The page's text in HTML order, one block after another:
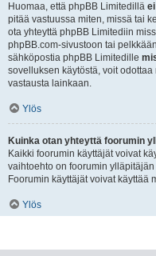
Huomaa, että phpBB Limitedillä
pitää vastuussa miten, missä tai
ota yhteyttä phpBB Limitediin
phpBB.com-sivustoon tai
sähköpostia phpBB Limitedille
sovelluksen käytöstä, voit
vastausta lainkaan.
Ylös
Kuinka otan yhteyttä foorumin
Kaikki foorumin käyttäjät voivat
vaihtoehto on foorumin
Foorumin käyttäjät voivat käyttää
Ylös